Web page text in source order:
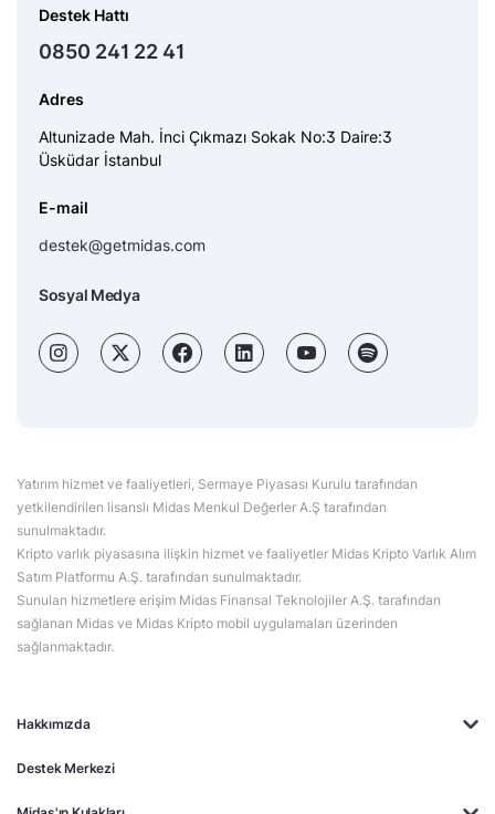
Hakkımızda
Destek Merkezi
Destek Hattı
0850 241 22 41
Adres
Altunizade Mah. İnci Çıkmazı Sokak No:3 Daire:3
Üsküdar İstanbul
E-mail
destek@getmidas.com
Sosyal Medya
Yatırım hizmet ve faaliyetleri, Sermaye Piyasası Kurulu tarafından
yetkilendirilen lisanslı Midas Menkul Değerler A.Ş tarafından
sunulmaktadır.
Kripto varlık piyasasına ilişkin hizmet ve faaliyetler Midas Kripto Varlık Alım
Satım Platformu A.Ş. tarafından sunulmaktadır.
Sunulan hizmetlere erişim Midas Finansal Teknolojiler A.Ş. tarafından
sağlanan Midas ve Midas Kripto mobil uygulamaları üzerinden
sağlanmaktadır.